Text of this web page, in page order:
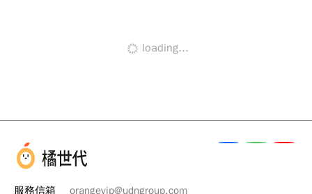
loading...
服務信箱 orangevip@udngroup.com